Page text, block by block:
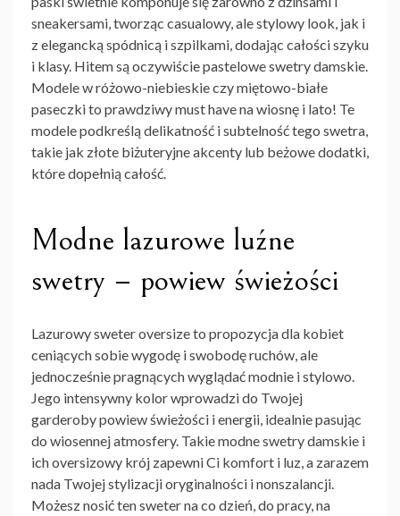
sneakersami, tworząc casualowy, ale stylowy look, jak i
z elegancką spódnicą i szpilkami, dodając całości szyku
i klasy. Hitem są oczywiściepastelowe swetry damskie.
Modele w różowo-niebieskie czy miętowo-białe
paseczki to prawdziwy must have na wiosnę i lato! Te
modele podkreślą delikatność i subtelność tego swetra,
takie jak złote biżuteryjne akcenty lub beżowe dodatki,
które dopełnią całość.
Modne lazurowe luźne
swetry – powiew świeżości
Lazurowy sweter oversize to propozycja dla kobiet
ceniących sobie wygodę i swobodę ruchów, ale
jednocześnie pragnących wyglądać modnie i stylowo.
Jego intensywny kolor wprowadzi do Twojej
garderoby powiew świeżości i energii, idealnie pasując
do wiosennej atmosfery. Takiemodne swetry damskie i
ich oversizowy krój zapewni Ci komfort i luz, a zarazem
nada Twojej stylizacji oryginalności i nonszalancji.
Możesz nosić ten sweter na co dzień, do pracy, na